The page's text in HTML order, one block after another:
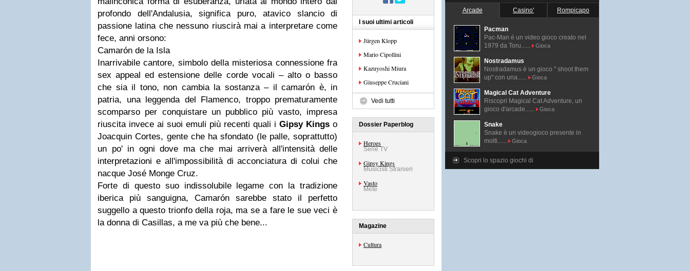
profondo dell'Andalusia, significa puro, atavico slancio di
passione latinache nessuno riuscirà mai a interpretare come
fece, anni orsono:
Camarón de la Isla
Inarrivabile cantore, simbolo della misteriosa connessione fra
sex appeal ed estensione delle corde vocali – alto o basso
che sia il tono, non cambia la sostanza – il camarón è, in
patria, una leggenda del Flamenco, troppo prematuramente
scomparso per conquistare un pubblico più vasto, impresa
riuscita invece ai suoi emuli più recenti quali i Gipsy Kings o
Joacquin Cortes, gente che ha sfondato (le palle, soprattutto)
un po' in ogni dove ma che mai arriverà all'intensità delle
interpretazioni e all'impossibilità di acconciatura di colui che
nacque José Monge Cruz.
Forte di questo suo indissolubile legame con la tradizione
iberica più sanguigna, Camarón sarebbe stato il perfetto
suggello a questo trionfo della roja, ma se a fare le sue veci è
la donna di Casillas, a me va più che bene...
I suoi ultimi articoli
Jürgen Klopp
Mario Cipollini
Kazuyoshi Miura
Giuseppe Cruciani
Vedi tutti
Dossier Paperblog
Heroes
Serie TV
Gipsy Kings
Musicisti Stranieri
Vasto
Mete
Magazine
Cultura
Arcade Casino' Rompicapo
Pacman
Pac-Man é un video gioco creato nel
1979 da Toru......
Gioca
Nostradamus
Nostradamus è un gioco " shoot them
up" con una......
Gioca
Magical Cat Adventure
Riscopri Magical Cat Adventure, un
gioco d'arcade......
Gioca
Snake
Snake è un videogioco presente in
molti......
Gioca
Scopri lo spazio giochi di